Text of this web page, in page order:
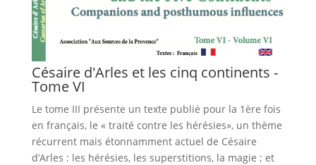
Césaire d'Arles et les cinq continents -
Tome VI
Le tome III présente un texte publié pour la 1ère fois
en français, le « traité contre les hérésies», un thème
récurrent mais étonnamment actuel de Césaire
d’Arles : les hérésies, les superstitions, la magie ; et